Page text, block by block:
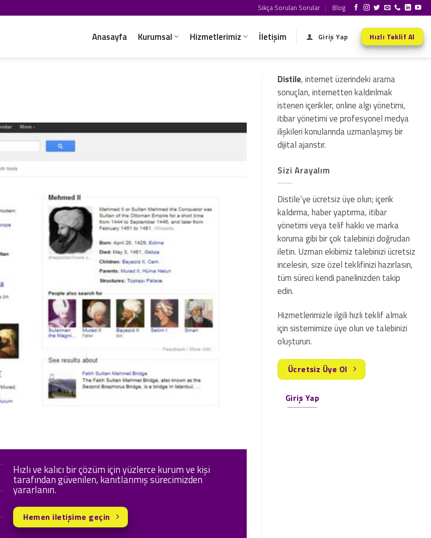
Sıkça Sorulan Sorular Blog
Anasayfa Kurumsal Hizmetlerimiz İletişim Giriş Yap Hızlı Teklif Al
Hızlı ve kalıcı bir çözüm için yüzlerce kurum ve kişi
tarafından güvenilen, kanıtlanmış sürecimizden
yararlanın.
Hemen iletişime geçin
Distile, internet üzerindeki arama
sonuçları, internetten kaldırılmak
istenen içerikler, online algı yönetimi,
itibar yönetimi ve profesyonel medya
ilişkileri konularında uzmanlaşmış bir
dijital ajanstır.
Sizi Arayalım
Distile’ye ücretsiz üye olun; içerik
kaldırma, haber yaptırma, itibar
yönetimi veya telif hakkı ve marka
koruma gibi bir çok talebinizi doğrudan
iletin. Uzman ekibimiz talebinizi ücretsiz
incelesin, size özel teklifinizi hazırlasın,
tüm süreci kendi panelinizden takip
edin.
Hizmetlerimizle ilgili hızlı teklif almak
için sistemimize üye olun ve talebinizi
oluşturun.
Ücretsiz Üye Ol
Giriş Yap